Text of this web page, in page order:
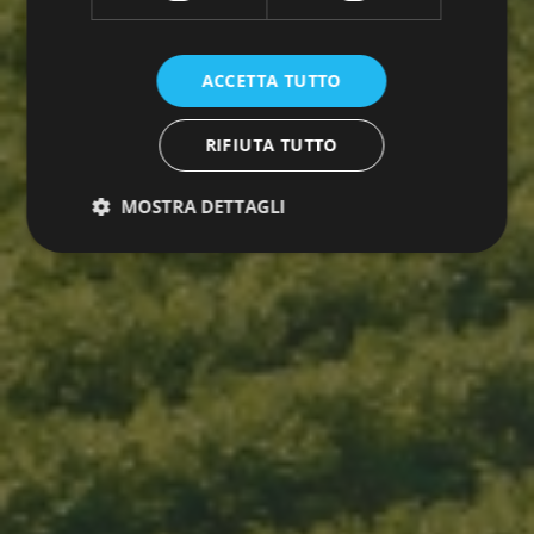
ACCETTA TUTTO
RIFIUTA TUTTO
MOSTRA DETTAGLI
Strettamente necessari
Targeting
Funzionalità
I cookie strettamente necessari consentono le
funzionalità principali del sito web come l'accesso
dell'utente e la gestione dell'account. Il sito web non
può essere utilizzato correttamente senza i cookie
strettamente necessari.
Dominio
Scadenza Descrizione